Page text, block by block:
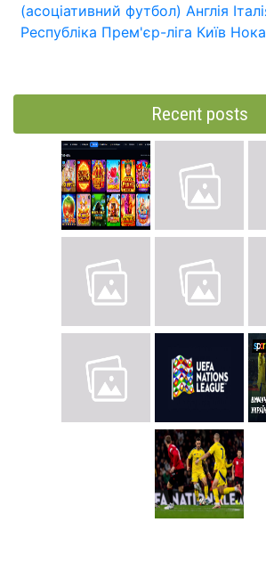
(асоціативний футбол) Англія
Республіка Прем'єр-ліга Київ
Recent posts